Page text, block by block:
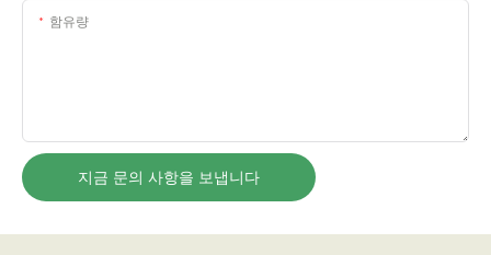
함유량
지금 문의 사항을 보냅니다